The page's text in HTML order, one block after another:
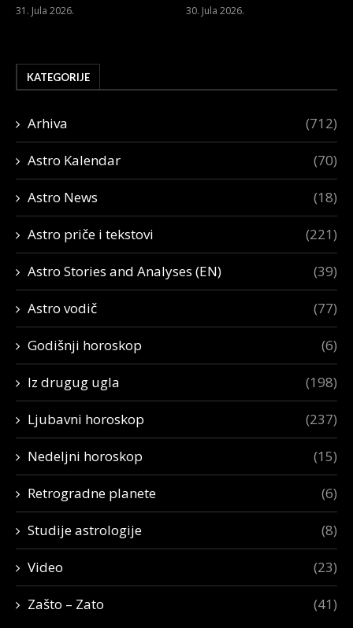
31. Jula 2026.
30. Jula 2026.
KATEGORIJE
Arhiva (712)
Astro Kalendar (70)
Astro News (18)
Astro priče i tekstovi (221)
Astro Stories and Analyses (EN) (39)
Astro vodič (77)
Godišnji horoskop (6)
Iz drugug ugla (198)
Ljubavni horoskop (237)
Nedeljni horoskop (15)
Retrogradne planete (6)
Studije astrologije (8)
Video (23)
Zašto – Zato (41)